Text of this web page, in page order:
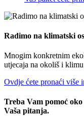
Radimo na klimatski
Mnogim konkretnim
utjecaja na okoliš i
Ovdje ćete pronaći više
Treba Vam pomoć
Vaša pitanja.